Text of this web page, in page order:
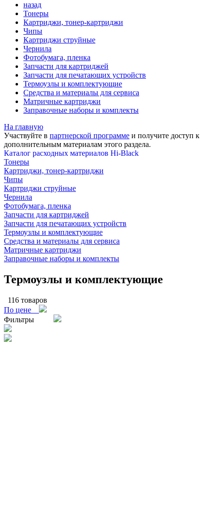
назад
Тонеры
Картриджи, тонер-картриджи
Чипы
Картриджи струйные
Чернила
Фотобумага, пленка
Запчасти для картриджей
Запчасти для печатающих устройств
Термоузлы и комплектующие
Средства и материалы для сервиса
Матричные картриджи
Заправочные наборы и комплекты
На главную
Участвуйте в партнерской программе и получите доступ к
дополнительным материалам этого раздела.
Каталог расходных материалов Hi-Black
Тонеры
Картриджи, тонер-картриджи
Чипы
Картриджи струйные
Чернила
Фотобумага, пленка
Запчасти для картриджей
Запчасти для печатающих устройств
Термоузлы и комплектующие
Средства и материалы для сервиса
Матричные картриджи
Заправочные наборы и комплекты
Термоузлы и комплектующие
116 товаров
По цене
Фильтры